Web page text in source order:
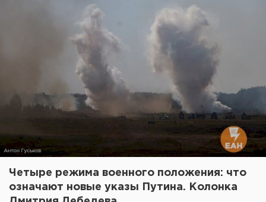
Четыре режима военного положения: что
означают новые указы Путина. Колонка